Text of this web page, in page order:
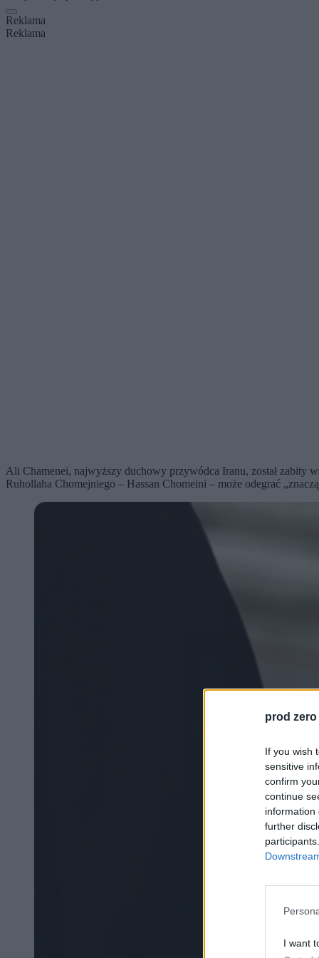
prod zero
If you wish
sensitive
confirm
continue
information
further
I want
Reklama
Reklama
Ali Chamenei, najwyższy duchowy przywódca Iranu, został zabity
Ruhollaha Chomejniego – Hassan Chomeini – może odegrać